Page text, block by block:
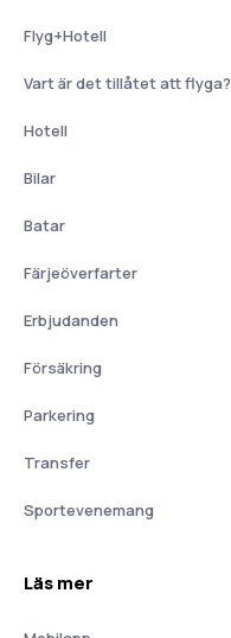
Flyg+Hotell
Vart är det tillåtet att flyga?
Hotell
Bilar
Batar
Färjeöverfarter
Erbjudanden
Försäkring
Parkering
Transfer
Sportevenemang
Läs mer